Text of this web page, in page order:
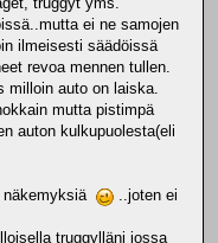
ei ne samojen
ilmeisesti säädöissä
revoa mennen tullen.
milloin auto on laiska.
mutta pistimpä
auton kulkupuolesta(eli
näkemyksiä
..joten ei
truggylläni jossa